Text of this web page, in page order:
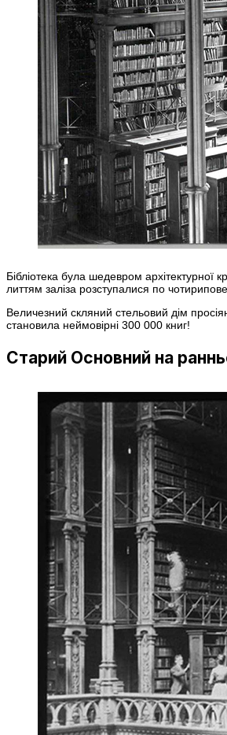
Бібліотека була шедевром архітектурної
литтям заліза розступалися по
Величезний скляний стельовий дім
становила неймовірні 300 000 книг!
Старий Основний на